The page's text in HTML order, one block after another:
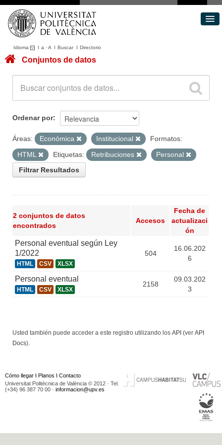
Idioma I a ·A I BuscarI Directorio
Conjuntos de datos
Acerca de
Portal de Transparencia
Conjuntos de datos
Ordenar por
Áreas: Económica Institucional
Formatos:
HTML
Etiquetas: Retribuciones
Personal
Filtrar Resultados
2 conjuntos de datos
encontrados
Accesos
Fecha de
actualizaci
ón
Personal eventual según Ley
1/2022
HTML CSV XLSX
504
16.06.202
6
Personal eventual
HTML CSV XLSX
2158
09.03.202
3
Usted también puede acceder a este registro utilizando los API (ver API
Docs).
Cómo llegar I Planos I Contacto
Universitat Politècnica de València © 2012 · Tel.
(+34) 96 387 70 00 · informacion@upv.es